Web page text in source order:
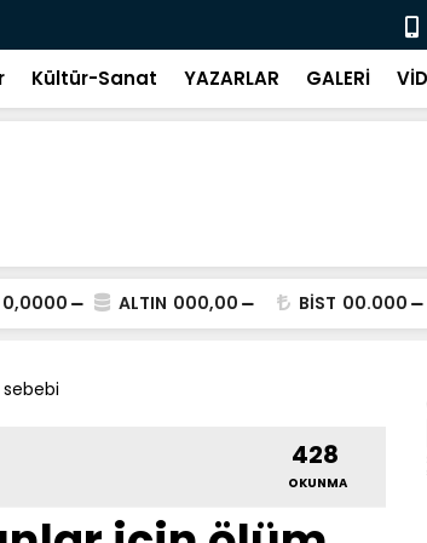
Görüntülü
Kültür-Sanat YAZARLAR GALERİ
0,0000 ALTIN 000,00 BİST 00.000
428
OKUNMA